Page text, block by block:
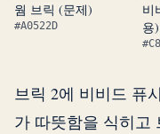
웜 브릭 (문제)
#A0522D
비
용)
브릭 2에 비비드 퓨
가 따뜻함을 식히고